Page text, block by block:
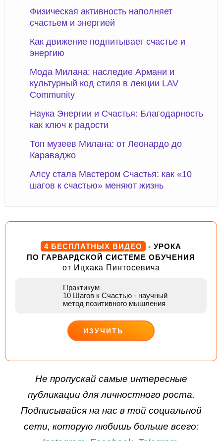
Физическая активность наполняет
счастьем и энергией
Как движение подпитывает счастье и
энергию
Мода Милана: наследие Армани и
культурный код стиля в лекции LAV
Community
Наука Энергии и Счастья: Благодарность
как ключ к радости
Топ музеев Милана: от Леонардо до
Караваджо
Алсу стала Мастером Счастья: как «10
шагов к счастью» меняют жизнь
4 БЕСПЛАТНЫХ ВИДЕО
- УРОКА
ПО ГАРВАРДСКОЙ СИСТЕМЕ ОБУЧЕНИЯ
от Ицхака Пинтосевича
Практикум
10 Шагов к Счастью - научный
метод позитивного мышления
ИЗУЧИТЬ
Не пропускай самые интересные
публикации для личностного роста.
Подписывайся на нас в той социальной
сети, которую любишь больше всего: